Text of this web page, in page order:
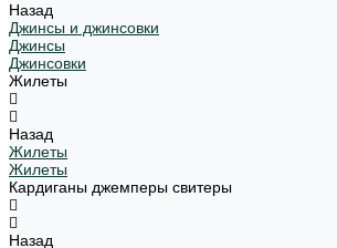
Назад
Джинсы и джинсовки
Джинсы
Джинсовки
Жилеты
Назад
Жилеты
Жилеты
Кардиганы джемперы свитеры
Назад